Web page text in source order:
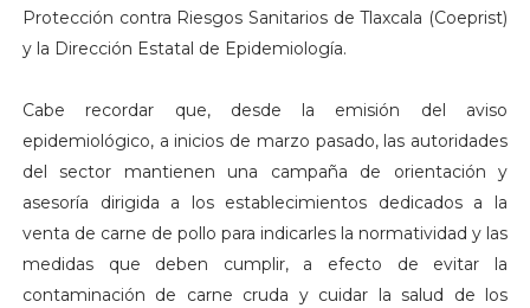
Protección contra Riesgos Sanitarios de Tlaxcala (Coeprist)
y la Dirección Estatal de Epidemiología.
Cabe recordar que, desde la emisión del aviso
epidemiológico, a inicios de marzo pasado, las autoridades
del sector mantienen una campaña de orientación y
asesoría dirigida a los establecimientos dedicados a la
venta de carne de pollo para indicarles la normatividad y las
medidas que deben cumplir, a efecto de evitar la
contaminación de carne cruda y cuidar la salud de los